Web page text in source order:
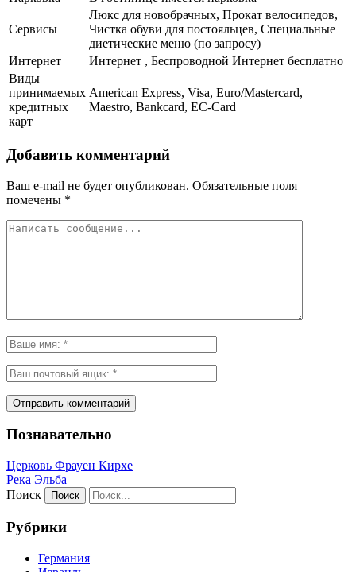
Сервисы
Люкс для новобрачных, Прокат велосипедов,
Чистка обуви для постояльцев, Специальные
диетические меню (по запросу)
Интернет
Интернет , Беспроводной Интернет бесплатно
Виды
принимаемых
кредитных
карт
American Express, Visa, Euro/Mastercard,
Maestro, Bankcard, EC-Card
Добавить комментарий
Ваш e-mail не будет опубликован. Обязательные поля
помечены *
Познавательно
Церковь Фрауен Кирхе
Река Эльба
Поиск
Рубрики
Германия